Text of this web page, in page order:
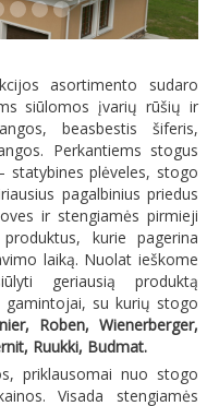
asortimento sudaro
siūlomos įvarių rūšių ir
beasbestis šiferis,
Perkantiems stogus
statybines plėveles, stogo
pagalbinius priedus
ir stengiamės pirmieji
kurie pagerina
laiką. Nuolat ieškome
geriausią produktą
gamintojai, su kurių stogo
Roben, Wienerberger,
Ruukki, Budmat.
priklausomai nuo stogo
Visada stengiamės